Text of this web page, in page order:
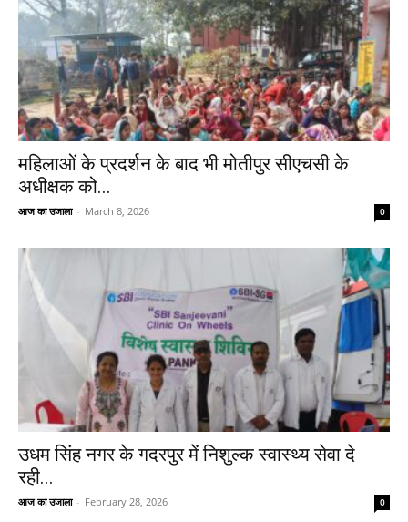
महिलाओं के प्रदर्शन के बाद भी मोतीपुर सीएचसी के
अधीक्षक को...
आज का उजाला - March 8, 2026 0
उधम सिंह नगर के गदरपुर में निशुल्क स्वास्थ्य सेवा दे
रही...
आज का उजाला - February 28, 2026 0